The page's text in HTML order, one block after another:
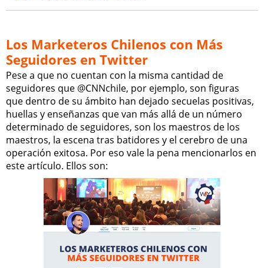
Los Marketeros Chilenos con Más
Seguidores en Twitter
Pese a que no cuentan con la misma cantidad de
seguidores que @CNNchile, por ejemplo, son figuras
que dentro de su ámbito han dejado secuelas positivas,
huellas y enseñanzas que van más allá de un número
determinado de seguidores, son los maestros de los
maestros, la escena tras batidores y el cerebro de una
operación exitosa. Por eso vale la pena mencionarlos en
este artículo. Ellos son: